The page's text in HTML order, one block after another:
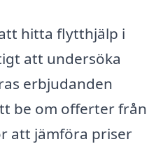
hitta flytthjälp i
att undersöka
erbjudanden
be om offerter från
att jämföra priser